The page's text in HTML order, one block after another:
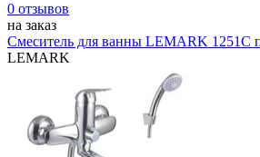
0 отзывов
на заказ
Смеситель для ванны LEMARK 1251С
LEMARK